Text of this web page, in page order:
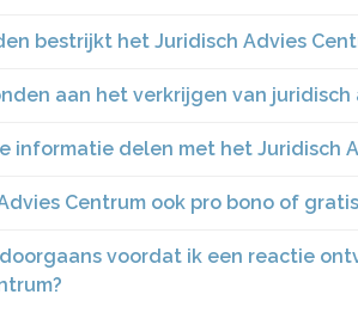
bestrijkt het Juridisch Advies
aan het verkrijgen van
informatie delen met het Juridisch
Centrum ook pro bono of
voordat ik een reactie